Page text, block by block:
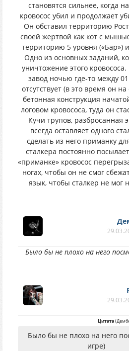
становятся сильнее, когда
кровосос убил и продолжает
Он обставил территорию
своей жертвой как кот с
территорию 5 уровня («Бар»)
Одно из основных заданий,
уничтожение этого
завод ночью где-то между
отсутствует (в это время он
бетонная конструкция
логовом кровососа, туда он
Кучи трупов, разбросанная
всегда оставляет одного
сделать из него приманку
сталкера постоянно
«приманке» кровосос
ногах, чтобы он не смог
язык, чтобы сталкер не мог
Было бы не плохо на него
Цитата(
Было бы не плохо на него
игре)